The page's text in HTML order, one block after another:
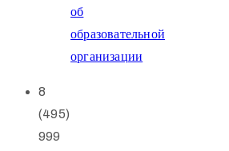
об
образовательной
организации
8
(495)
999